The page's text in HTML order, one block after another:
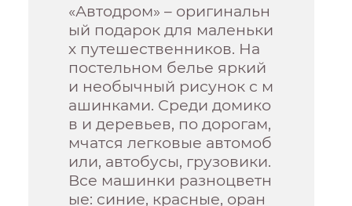
«Автодром» – оригинальн
ый подарок для маленьки
х путешественников. На
постельном белье яркий
и необычный рисунок с м
ашинками. Среди домико
в и деревьев, по дорогам,
мчатся легковые автомоб
или, автобусы, грузовики.
Все машинки разноцветн
ые: синие, красные, оран